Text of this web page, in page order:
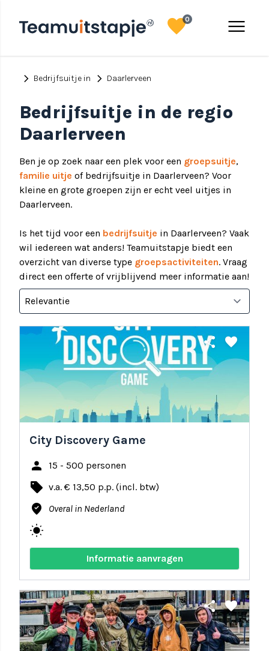
menu
favorite0
chevron_right Bedrijfsuitje in chevron_right Daarlerveen
Bedrijfsuitje in de regio
Daarlerveen
Ben je op zoek naar een plek voor een groepsuitje,
familie uitje of bedrijfsuitje in Daarlerveen? Voor
kleine en grote groepen zijn er echt veel uitjes in
Daarlerveen.
Is het tijd voor een bedrijfsuitje in Daarlerveen? Vaak
wil iedereen wat anders! Teamuitstapje biedt een
overzicht van diverse type groepsactiviteiten. Vraag
direct een offerte of vrijblijvend meer informatie aan!
share favorite
City Discovery Game
person 15 - 500 personen
local_offer v.a. € 13,50 p.p. (incl. btw)
where_to_vote Overal in Nederland
wb_sunny
Informatie aanvragen
share favorite